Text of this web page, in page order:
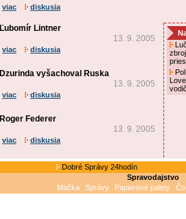
viac diskusia
Ľubomír Lintner
13. 9. 2005
viac diskusia
Dzurinda vyšachoval Ruska
13. 9. 2005
viac diskusia
Roger Federer
13. 9. 2005
viac diskusia
Dobré Správy 24hodín
Spravodajstvo
Mačka
Správy Papierové palety